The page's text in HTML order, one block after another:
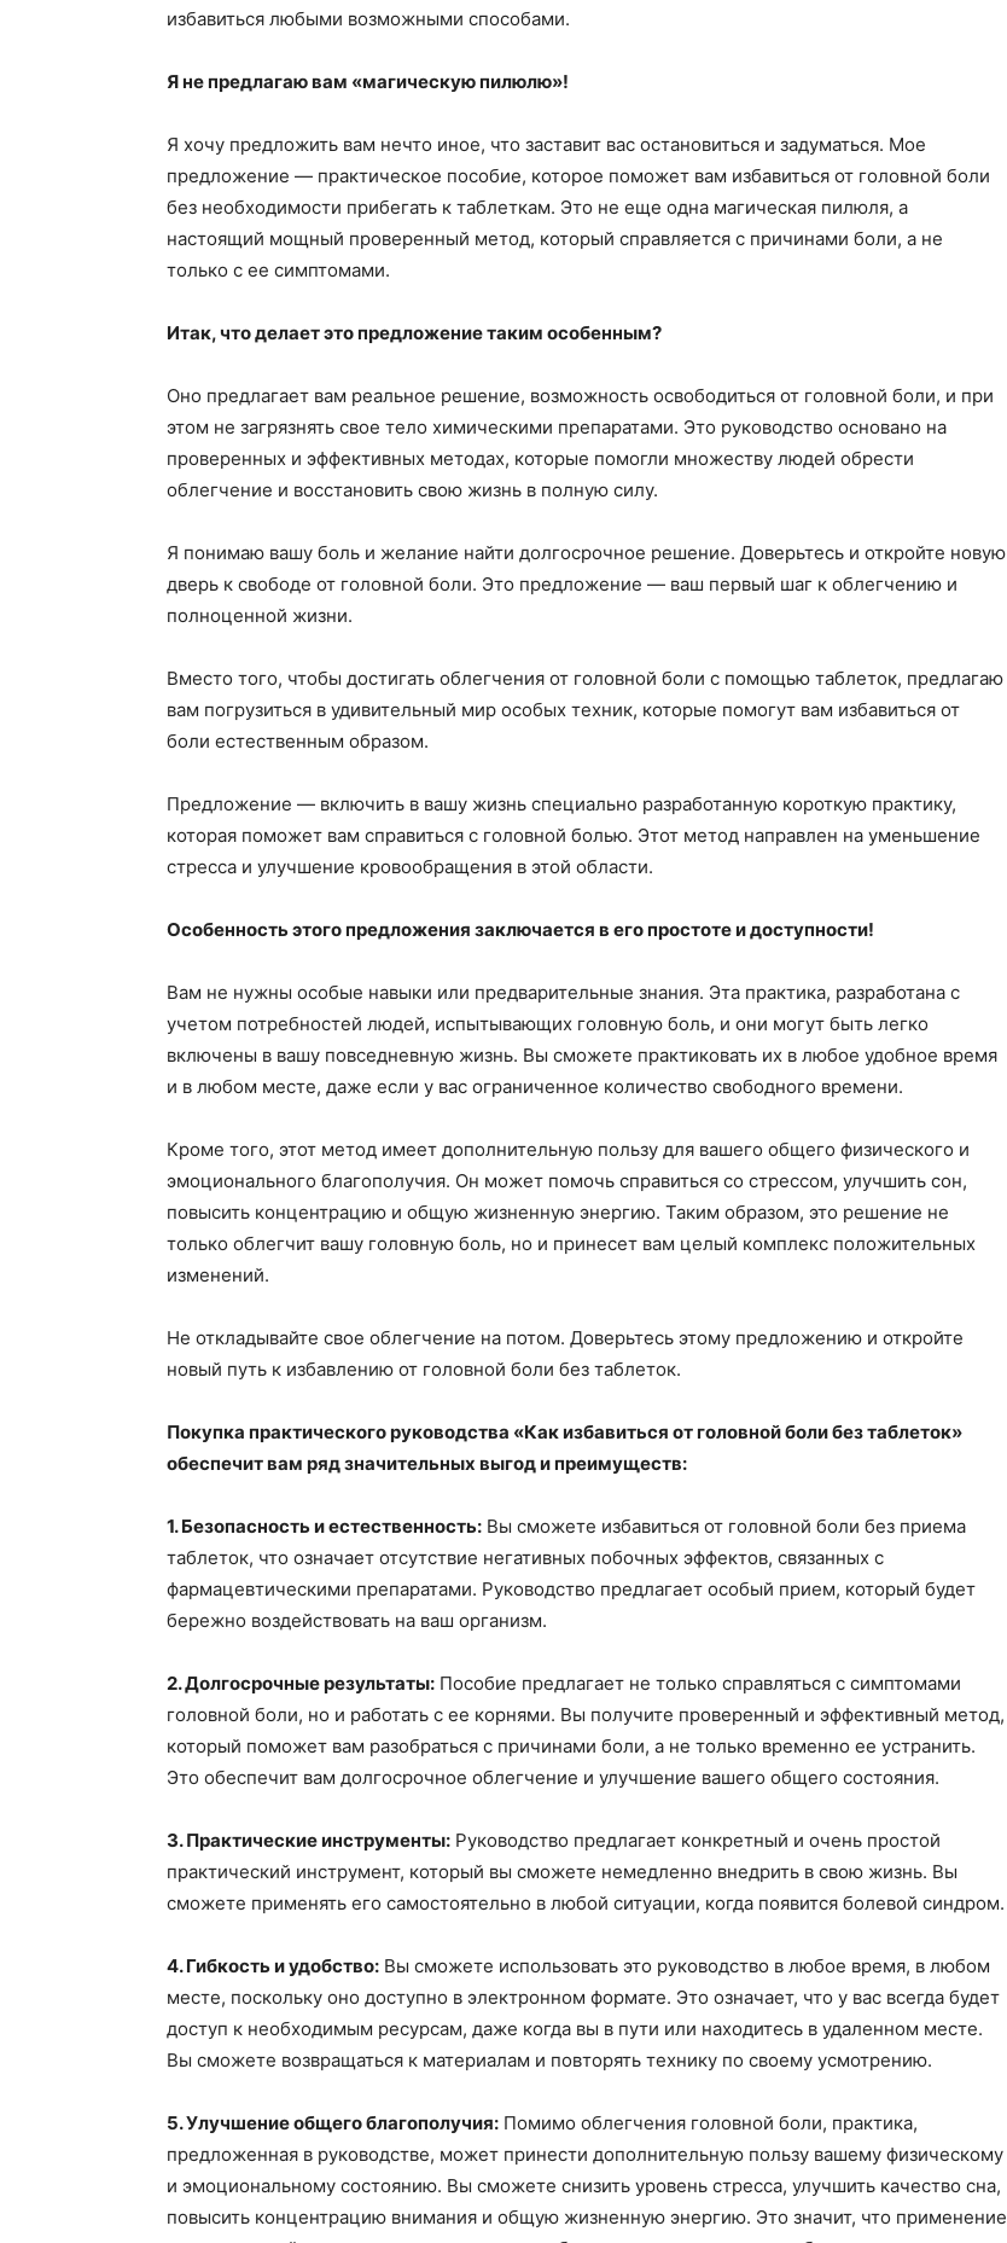
избавиться любыми возможными способами.
Я не предлагаю вам «магическую пилюлю»!
Я хочу предложить вам нечто иное, что заставит вас остановиться и задуматься. Мое
предложение — практическое пособие, которое поможет вам избавиться от головной боли
без необходимости прибегать к таблеткам. Это не еще одна магическая пилюля, а
настоящий мощный проверенный метод, который справляется с причинами боли, а не
только с ее симптомами.
Итак, что делает это предложение таким особенным?
Оно предлагает вам реальное решение, возможность освободиться от головной боли, и при
этом не загрязнять свое тело химическими препаратами. Это руководство основано на
проверенных и эффективных методах, которые помогли множеству людей обрести
облегчение и восстановить свою жизнь в полную силу.
Я понимаю вашу боль и желание найти долгосрочное решение. Доверьтесь и откройте новую
дверь к свободе от головной боли. Это предложение — ваш первый шаг к облегчению и
полноценной жизни.
Вместо того, чтобы достигать облегчения от головной боли с помощью таблеток, предлагаю
вам погрузиться в удивительный мир особых техник, которые помогут вам избавиться от
боли естественным образом.
Предложение — включить в вашу жизнь специально разработанную короткую практику,
которая поможет вам справиться с головной болью. Этот метод направлен на уменьшение
стресса и улучшение кровообращения в этой области.
Особенность этого предложения заключается в его простоте и доступности!
Вам не нужны особые навыки или предварительные знания. Эта практика, разработана с
учетом потребностей людей, испытывающих головную боль, и они могут быть легко
включены в вашу повседневную жизнь. Вы сможете практиковать их в любое удобное время
и в любом месте, даже если у вас ограниченное количество свободного времени.
Кроме того, этот метод имеет дополнительную пользу для вашего общего физического и
эмоционального благополучия. Он может помочь справиться со стрессом, улучшить сон,
повысить концентрацию и общую жизненную энергию. Таким образом, это решение не
только облегчит вашу головную боль, но и принесет вам целый комплекс положительных
изменений.
Не откладывайте свое облегчение на потом. Доверьтесь этому предложению и откройте
новый путь к избавлению от головной боли без таблеток.
Покупка практического руководства «Как избавиться от головной боли без таблеток»
обеспечит вам ряд значительных выгод и преимуществ:
1. Безопасность и естественность: Вы сможете избавиться от головной боли без приема
таблеток, что означает отсутствие негативных побочных эффектов, связанных с
фармацевтическими препаратами. Руководство предлагает особый прием, который будет
бережно воздействовать на ваш организм.
2. Долгосрочные результаты: Пособие предлагает не только справляться с симптомами
головной боли, но и работать с ее корнями. Вы получите проверенный и эффективный метод,
который поможет вам разобраться с причинами боли, а не только временно ее устранить.
Это обеспечит вам долгосрочное облегчение и улучшение вашего общего состояния.
3. Практические инструменты: Руководство предлагает конкретный и очень простой
практический инструмент, который вы сможете немедленно внедрить в свою жизнь. Вы
сможете применять его самостоятельно в любой ситуации, когда появится болевой синдром.
4. Гибкость и удобство: Вы сможете использовать это руководство в любое время, в любом
месте, поскольку оно доступно в электронном формате. Это означает, что у вас всегда будет
доступ к необходимым ресурсам, даже когда вы в пути или находитесь в удаленном месте.
Вы сможете возвращаться к материалам и повторять технику по своему усмотрению.
5. Улучшение общего благополучия: Помимо облегчения головной боли, практика,
предложенная в руководстве, может принести дополнительную пользу вашему физическому
и эмоциональному состоянию. Вы сможете снизить уровень стресса, улучшить качество сна,
повысить концентрацию внимания и общую жизненную энергию. Это значит, что применение